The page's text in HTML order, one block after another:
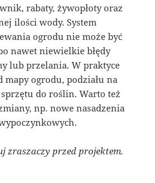
rabaty, żywopłoty oraz
ilości wody. System
ogrodu nie może być
nawet niewielkie błędy
lub przelania. W praktyce
mapy ogrodu, podziału na
do roślin. Warto też
np. nowe nasadzenia
zraszaczy przed projektem.